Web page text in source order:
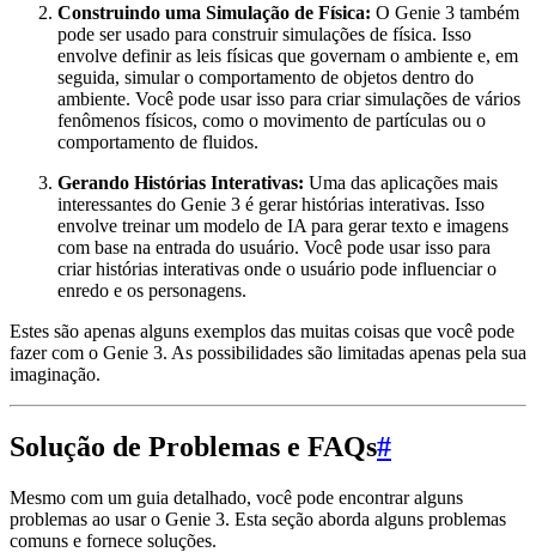
Construindo uma Simulação de Física: O Genie 3 também
pode ser usado para construir simulações de física. Isso
envolve definir as leis físicas que governam o ambiente e, em
seguida, simular o comportamento de objetos dentro do
ambiente. Você pode usar isso para criar simulações de vários
fenômenos físicos, como o movimento de partículas ou o
comportamento de fluidos.
Gerando Histórias Interativas: Uma das aplicações mais
interessantes do Genie 3 é gerar histórias interativas. Isso
envolve treinar um modelo de IA para gerar texto e imagens
com base na entrada do usuário. Você pode usar isso para
criar histórias interativas onde o usuário pode influenciar o
enredo e os personagens.
Estes são apenas alguns exemplos das muitas coisas que você pode
fazer com o Genie 3. As possibilidades são limitadas apenas pela sua
imaginação.
Solução de Problemas e FAQs#
Mesmo com um guia detalhado, você pode encontrar alguns
problemas ao usar o Genie 3. Esta seção aborda alguns problemas
comuns e fornece soluções.